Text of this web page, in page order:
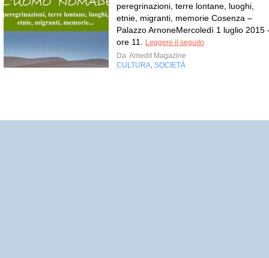
peregrinazioni, terre lontane, luoghi,
etnie, migranti, memorie Cosenza –
Palazzo ArnoneMercoledì 1 luglio 2015
ore 11.
Leggere il seguito
Da Amedit Magazine
CULTURA SOCIETÀ